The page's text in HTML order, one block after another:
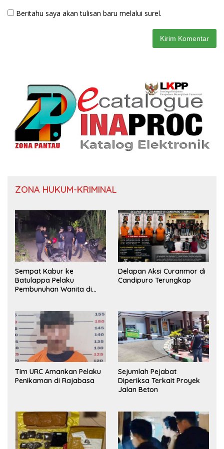
Beritahu saya akan tulisan baru melalui surel.
ZONA HUKUM-KRIMINAL
Sempat Kabur ke
Batulappa Pelaku
Pembunuhan Wanita di
Delapan Aksi Curanmor di
Candipuro Terungkap
Tim URC Amankan Pelaku
Penikaman di Rajabasa
Sejumlah Pejabat
Diperiksa Terkait Proyek
Jalan Beton